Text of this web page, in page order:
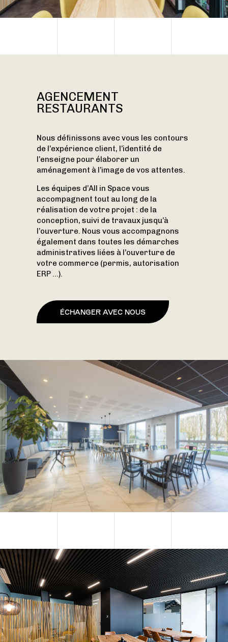
AGENCEMENT
RESTAURANTS
Nous définissons avec vous les contours
de l’expérience client, l’identité de
l’enseigne pour élaborer un
aménagement à l’image de vos attentes.
Les équipes d’All in Space vous
accompagnent tout au long de la
réalisation de votre projet : de la
conception, suivi de travaux jusqu’à
l’ouverture. Nous vous accompagnons
également dans toutes les démarches
administratives liées à l’ouverture de
votre commerce (permis, autorisation
ERP …).
ÉCHANGER AVEC NOUS